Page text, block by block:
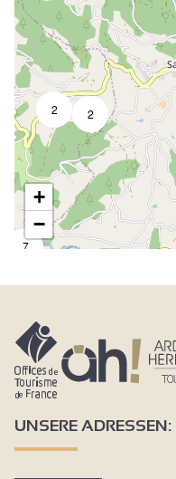
2
2
7
+
−
UNSERE ADRESSEN: